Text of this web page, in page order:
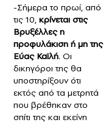
-Σήμερα το πρωί, από
τις 10, κρίνεται στις
Βρυξέλλες η
προφυλάκιση ή μη της
Εύας Καϊλή. Οι
δικηγόροι της θα
υποστηρίξουν ότι
εκτός από τα μετρητά
που βρέθηκαν στο
σπίτι της και εκείνη